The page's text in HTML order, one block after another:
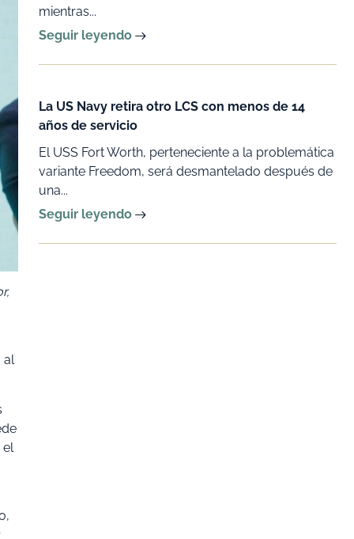
al
mientras...
Seguir leyendo
La US Navy retira otro LCS con menos de 14
años de servicio
El USS Fort Worth, perteneciente a la problemática
variante Freedom, será desmantelado después de
una...
Seguir leyendo